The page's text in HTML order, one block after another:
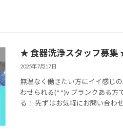
★ 食器洗浄スタッフ募集
2025年7月17日
無理なく働きたい方にイイ感じ
わせられる(^^)v ブランクある方
る！ 先ずはお気軽にお問い合